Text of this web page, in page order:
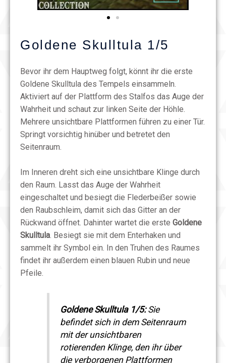
Goldene Skulltula 1/5
Bevor ihr dem Hauptweg folgt, könnt ihr die erste
Goldene Skulltula des Tempels einsammeln.
Aktiviert auf der Plattform des Stalfos das Auge der
Wahrheit und schaut zur linken Seite der Höhle.
Mehrere unsichtbare Plattformen führen zu einer Tür.
Springt vorsichtig hinüber und betretet den
Seitenraum.
Im Inneren dreht sich eine unsichtbare Klinge durch
den Raum. Lasst das Auge der Wahrheit
eingeschaltet und besiegt die Flederbeißer sowie
den Raubschleim, damit sich das Gitter an der
Rückwand öffnet. Dahinter wartet die erste Goldene
Skulltula. Besiegt sie mit dem Enterhaken und
sammelt ihr Symbol ein. In den Truhen des Raumes
findet ihr außerdem einen blauen Rubin und neue
Pfeile.
Goldene Skulltula 1/5:Sie
befindet sich in dem Seitenraum
mit der unsichtbaren
rotierenden Klinge, den ihr über
die verborgenen Plattformen